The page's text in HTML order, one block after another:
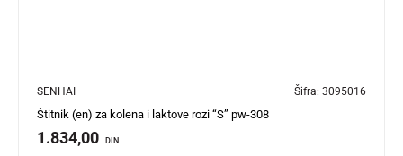
SENHAI Šifra: 3095016
Štitnik (en) za kolena i laktove rozi “S” pw-308
1.834,00 DIN